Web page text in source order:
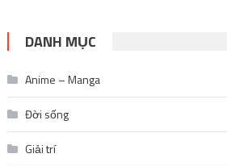
DANH MỤC
Anime – Manga
Đời sống
Giải trí